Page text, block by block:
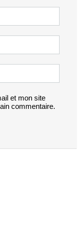
et mon site
commentaire.